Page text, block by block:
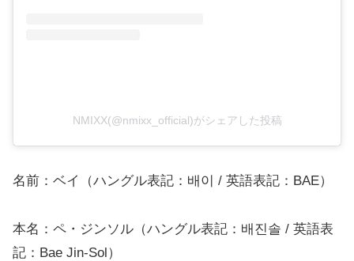
NMIXX(@nmixx_official)がシェアした投稿
名前：ベイ（ハングル表記：배이 / 英語表記：BAE）
本名：ペ・ジンソル（ハングル表記：배진솔 / 英語表
記：Bae Jin-Sol）